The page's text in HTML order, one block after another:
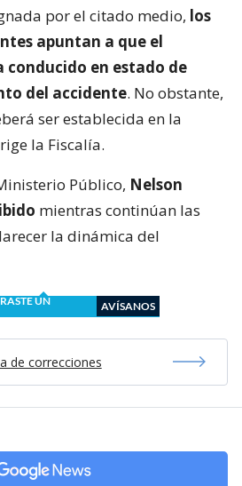
por el citado medio, los
apuntan a que el
en estado de
del accidente. No obstante,
ser establecida en la
la Fiscalía.
Público, Nelson
mientras continúan las
la dinámica del
UN
AVÍSANOS
de correcciones